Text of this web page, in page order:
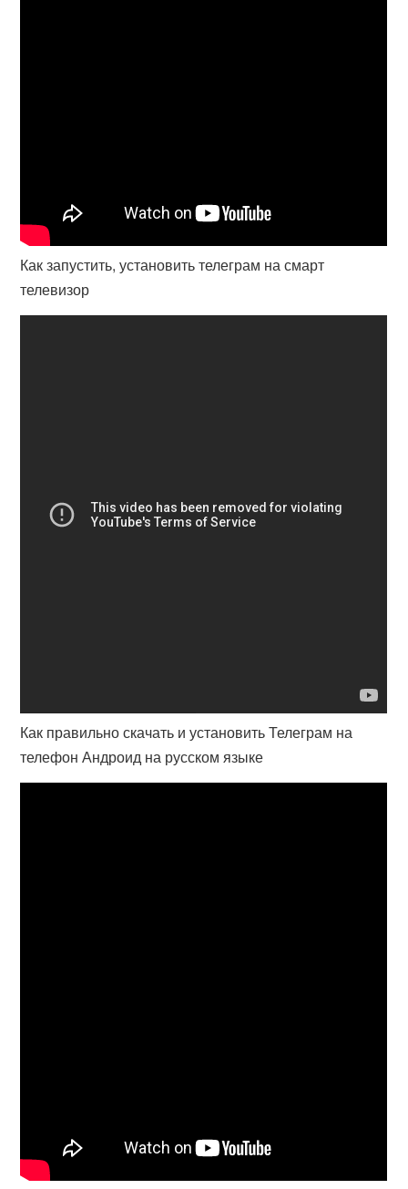
Как запустить, установить телеграм на смарт
телевизор
Как правильно скачать и установить Телеграм на
телефон Андроид на русском языке